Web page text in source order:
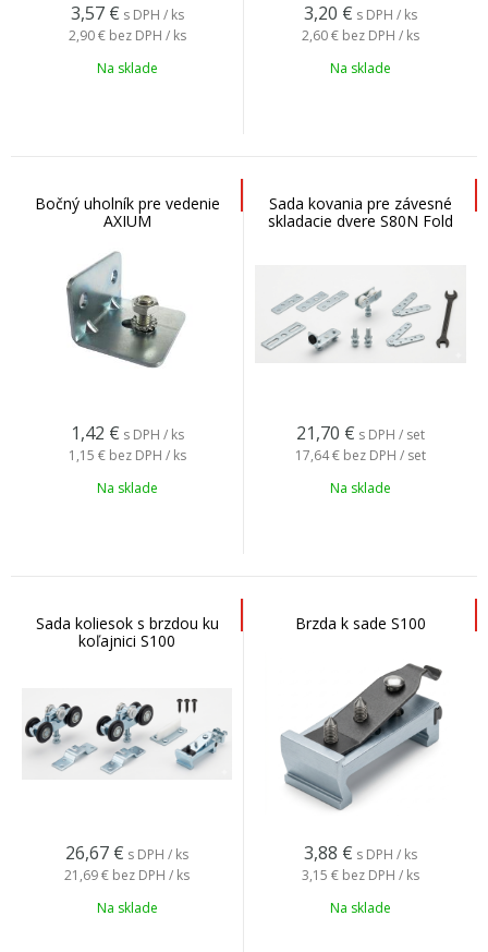
3,57 € s DPH / ks
2,90 € bez DPH / ks
Na sklade
3,20 € s DPH / ks
2,60 € bez DPH / ks
Na sklade
Bočný uholník pre vedenie
AXIUM
1,42 € s DPH / ks
1,15 € bez DPH / ks
Na sklade
Sada kovania pre závesné
skladacie dvere S80N Fold
21,70 € s DPH / set
17,64 € bez DPH / set
Na sklade
Sada koliesok s brzdou ku
koľajnici S100
26,67 € s DPH / ks
21,69 € bez DPH / ks
Na sklade
Brzda k sade S100
3,88 € s DPH / ks
3,15 € bez DPH / ks
Na sklade